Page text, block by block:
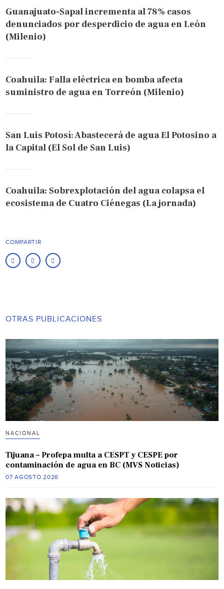
Guanajuato-Sapal incrementa al 78% casos
denunciados por desperdicio de agua en León
(Milenio)
Coahuila: Falla eléctrica en bomba afecta
suministro de agua en Torreón (Milenio)
San Luis Potosí: Abastecerá de agua El Potosino a
la Capital (El Sol de San Luis)
Coahuila: Sobrexplotación del agua colapsa el
ecosistema de Cuatro Ciénegas (La jornada)
COMPARTIR
OTRAS PUBLICACIONES
NACIONAL
Tijuana – Profepa multa a CESPT y CESPE por
contaminación de agua en BC (MVS Noticias)
07 AGOSTO 2026